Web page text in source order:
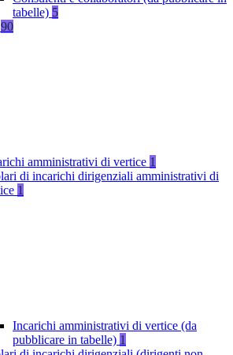
tabelle) 5
90
amministrativi di vertice 1
di incarichi dirigenziali amministrativi di
1
Incarichi amministrativi di vertice (da
pubblicare in tabelle) 1